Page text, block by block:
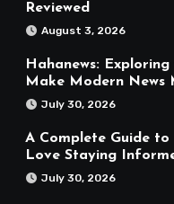
Reviewed
August 3, 2026
Hahanews:
Make Modern News
July 30, 2026
A Complete Guide
Love Staying
July 30, 2026